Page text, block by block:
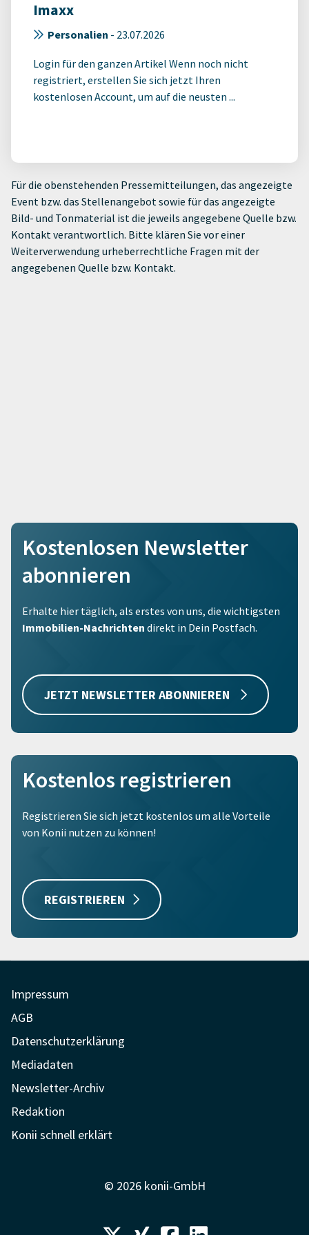
Imaxx
Personalien - 23.07.2026
Login für den ganzen Artikel Wenn noch nicht
registriert, erstellen Sie sich jetzt Ihren
kostenlosen Account, um auf die neusten ...
Für die obenstehenden Pressemitteilungen, das angezeigte
Event bzw. das Stellenangebot sowie für das angezeigte
Bild- und Tonmaterial ist die jeweils angegebene Quelle bzw.
Kontakt verantwortlich. Bitte klären Sie vor einer
Weiterverwendung urheberrechtliche Fragen mit der
angegebenen Quelle bzw. Kontakt.
Kostenlosen Newsletter
abonnieren
Erhalte hier täglich, als erstes von uns, die wichtigsten
Immobilien-Nachrichten direkt in Dein Postfach.
JETZT NEWSLETTER ABONNIEREN
Kostenlos registrieren
Registrieren Sie sich jetzt kostenlos um alle Vorteile
von Konii nutzen zu können!
REGISTRIEREN
Impressum
AGB
Datenschutzerklärung
Mediadaten
Newsletter-Archiv
Redaktion
Konii schnell erklärt
© 2026 konii-GmbH